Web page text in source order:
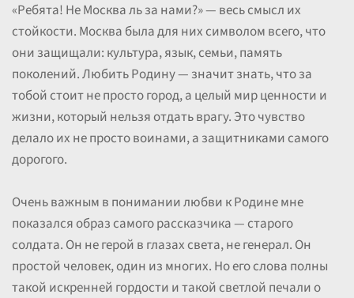
«Ребята! Не Москва ль за нами?» — весь смысл их
стойкости. Москва была для них символом всего, что
они защищали: культура, язык, семьи, память
поколений. Любить Родину — значит знать, что за
тобой стоит не просто город, а целый мир ценности и
жизни, который нельзя отдать врагу. Это чувство
делало их не просто воинами, а защитниками самого
дорогого.
Очень важным в понимании любви к Родине мне
показался образ самого рассказчика — старого
солдата. Он не герой в глазах света, не генерал. Он
простой человек, один из многих. Но его слова полны
такой искренней гордости и такой светлой печали о